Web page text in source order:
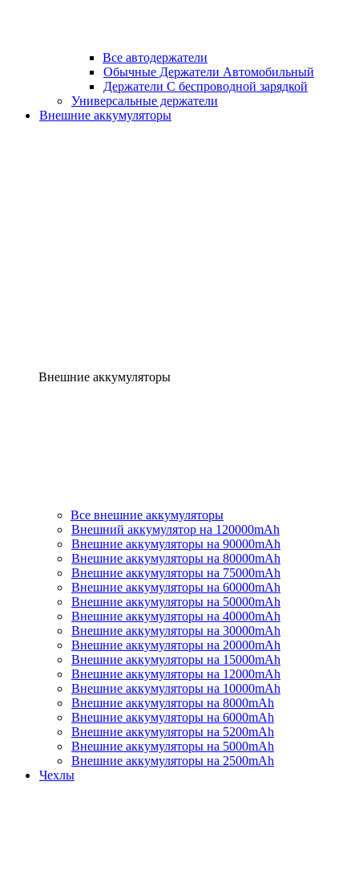
Все автодержатели
Обычные Держатели Автомобильный
Держатели С беспроводной зарядкой
Универсальные держатели
Внешние аккумуляторы
Внешние аккумуляторы
Все внешние аккумуляторы
Внешний аккумулятор на 120000mAh
Внешние аккумуляторы на 90000mAh
Внешние аккумуляторы на 80000mAh
Внешние аккумуляторы на 75000mAh
Внешние аккумуляторы на 60000mAh
Внешние аккумуляторы на 50000mAh
Внешние аккумуляторы на 40000mAh
Внешние аккумуляторы на 30000mAh
Внешние аккумуляторы на 20000mAh
Внешние аккумуляторы на 15000mAh
Внешние аккумуляторы на 12000mAh
Внешние аккумуляторы на 10000mAh
Внешние аккумуляторы на 8000mAh
Внешние аккумуляторы на 6000mAh
Внешние аккумуляторы на 5200mAh
Внешние аккумуляторы на 5000mAh
Внешние аккумуляторы на 2500mAh
Чехлы